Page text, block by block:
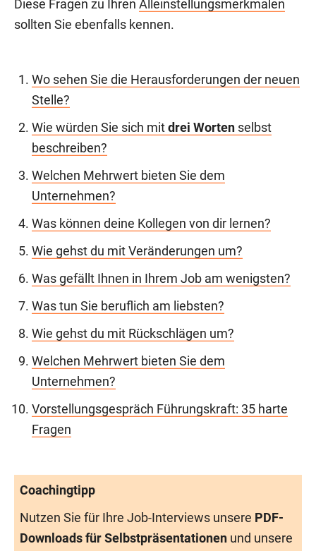
Diese Fragen zu Ihren Alleinstellungsmerkmalen
sollten Sie ebenfalls kennen.
Wo sehen Sie die Herausforderungen der neuen
Stelle?
Wie würden Sie sich mit drei Worten selbst
beschreiben?
Welchen Mehrwert bieten Sie dem
Unternehmen?
Was können deine Kollegen von dir lernen?
Wie gehst du mit Veränderungen um?
Was gefällt Ihnen in Ihrem Job am wenigsten?
Was tun Sie beruflich am liebsten?
Wie gehst du mit Rückschlägen um?
Welchen Mehrwert bieten Sie dem
Unternehmen?
Vorstellungsgespräch Führungskraft: 35 harte
Fragen
Coachingtipp
Nutzen Sie für Ihre Job-Interviews unsere PDF-
Downloads für Selbstpräsentationen und unsere